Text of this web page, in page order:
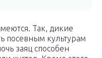
Так, дикие
посевным культурам
заяц способен